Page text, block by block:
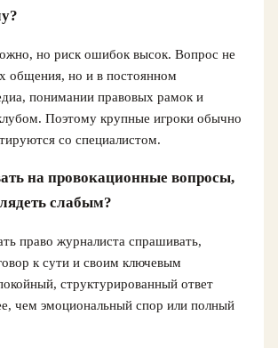
но риск ошибок высок. Вопрос не
общения, но и в постоянном
понимании правовых рамок и
Поэтому крупные игроки обычно
со специалистом.
на провокационные вопросы,
слабым?
право журналиста спрашивать,
к сути и своим ключевым
структурированный ответ
чем эмоциональный спор или полный